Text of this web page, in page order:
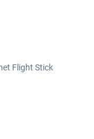
Flight Stick